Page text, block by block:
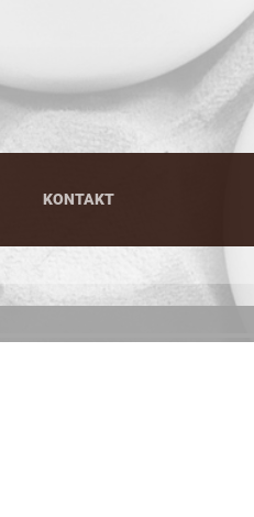
KONTAKT